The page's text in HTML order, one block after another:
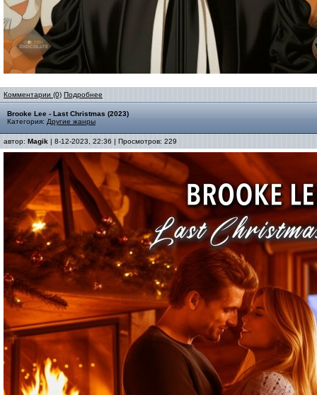
Комментарии (0) Подробнее
Brooke Lee - Last Christmas (2023)
Категория: Другие жанры
автор: Magik | 8-12-2023, 22:36 | Просмотров: 229